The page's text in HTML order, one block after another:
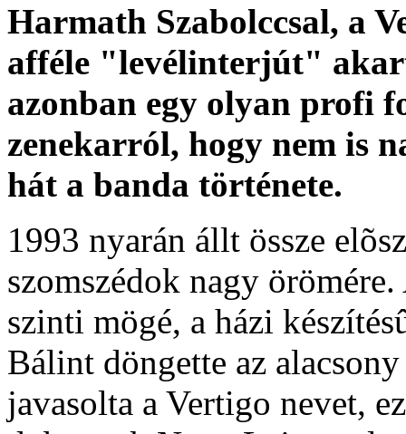
Harmath Szabolccsal, a
afféle "levélinterjút"
azonban egy olyan profi
zenekarról, hogy nem is
hát a banda története.
1993 nyarán állt össze
szomszédok nagy
szinti mögé, a házi
Bálint döngette az
javasolta a Vertigo nevet,